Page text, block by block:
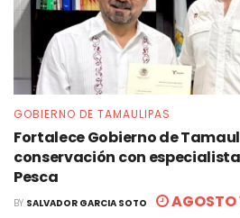
GOBIERNO DE TAMAULIPAS
Fortalece Gobierno de
conservación con
Pesca
BY SALVADOR GARCIA SOTO AGOSTO